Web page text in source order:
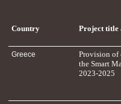
Country Project title
Greece
Provision of
the Smart
2023-2025